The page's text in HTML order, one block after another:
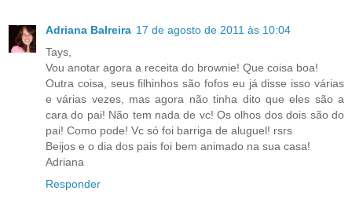
Adriana Balreira 17 de agosto de 2011 às 10:04
Tays,
Vou anotar agora a receita do brownie! Que coisa boa!
Outra coisa, seus filhinhos são fofos eu já disse isso várias
e várias vezes, mas agora não tinha dito que eles são a
cara do pai! Não tem nada de vc! Os olhos dos dois são do
pai! Como pode! Vc só foi barriga de aluguel! rsrs
Beijos e o dia dos pais foi bem animado na sua casa!
Adriana
Responder